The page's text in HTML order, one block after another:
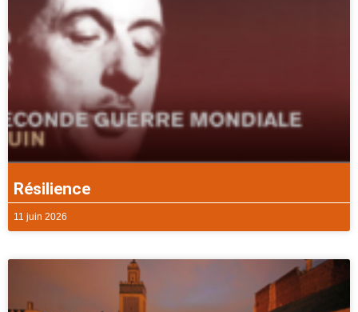
Résilience
11 juin 2026